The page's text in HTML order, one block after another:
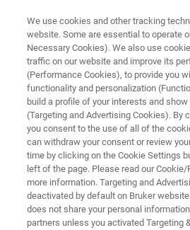
ELECTRON PARAMAGNETIC RESONANCE
EPR实验室的教学
电子顺磁共振(EPR)(也称为
ESR)，与其他一些波谱学方
度要低得多，人们对它的大
存在许多误解。EPR非常适
更新的仪器可以负担得起，
We use cookies and other tracking
website. Some are essential to operate
Necessary Cookies). We also use
traffic on our website and improve its
(Performance Cookies), to provide you
functionality and personalization
build a profile of your interests and show
(Targeting and Advertising Cookies). By
you consent to the use of all of the
can withdraw your consent or review
time by clicking on the Cookie Settings
left of the page. Please read our
more information. Targeting and
deactivated by default on Bruker
does not share your personal
partners unless you activated Targeting